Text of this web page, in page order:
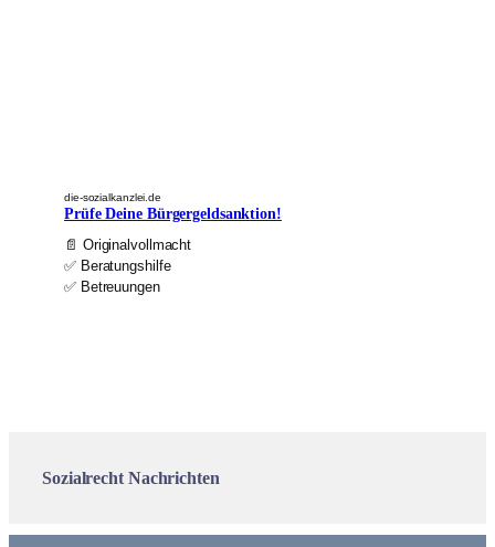
die-sozialkanzlei.de
Prüfe Deine Bürgergeldsanktion!
📄 Originalvollmacht
✅ Beratungshilfe
✅ Betreuungen
Sozialrecht Nachrichten